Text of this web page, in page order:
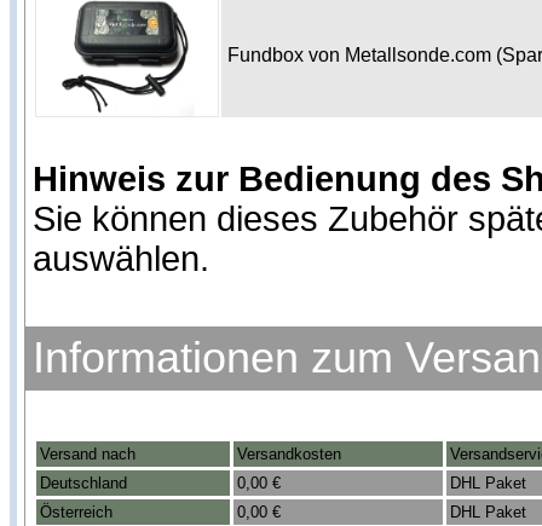
Fundbox von Metallsonde.com
Hinweis zur Bedienung des
Sie können dieses Zubehör
auswählen.
Informationen zum
Versand nach Versandkosten
Deutschland
0,00 €
DHL Paket
Österreich
0,00 €
DHL Paket